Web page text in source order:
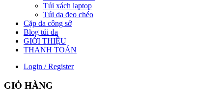
Túi xách laptop
Túi da đeo chéo
Cặp da công sở
Blog túi da
GIỚI THIỆU
THANH TOÁN
Login / Register
GIỎ HÀNG